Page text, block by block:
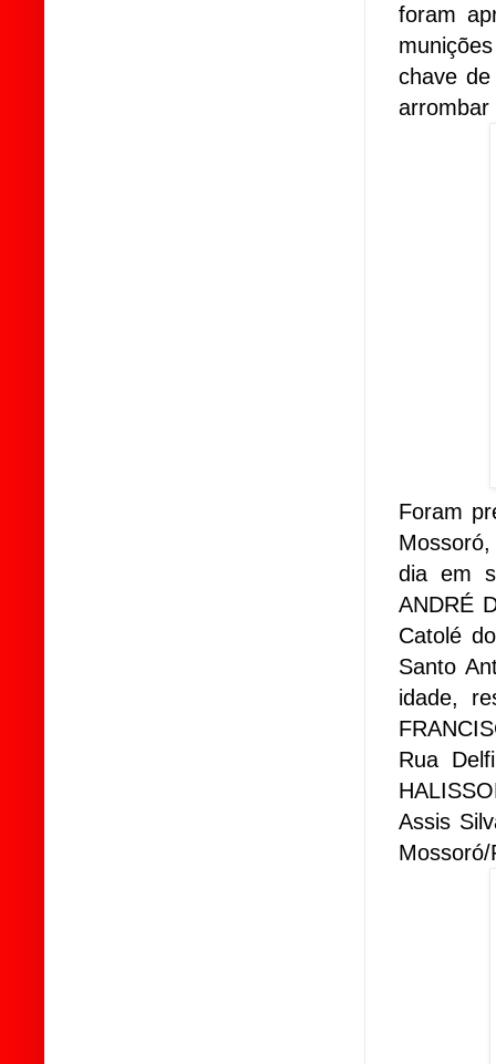
foram
chave
arrombar
Foram
dia em
ANDRÉ
Catolé
Santo
idade,
Rua
Assis
Mossoró/